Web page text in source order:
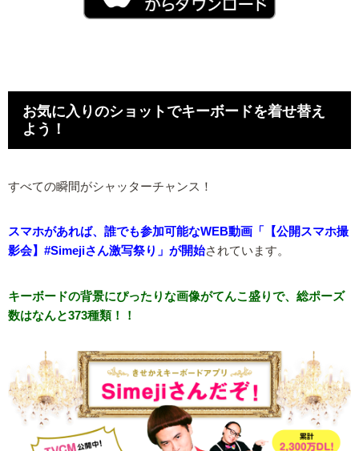
お気に入りのショットでキーボードを着せ替え
よう！
すべての瞬間がシャッターチャンス！
スマホがあれば、誰でも参加可能なWEB動画「【公開スマホ撮
影会】#Simejiさん激写祭り」が開始されています。
キーボードの背景にぴったりな画像がてんこ盛りで、総ポーズ
数はなんと373種類！！